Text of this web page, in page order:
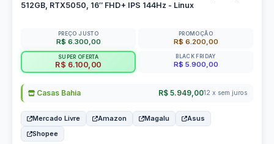
512GB, RTX5050, 16″ FHD+ IPS 144Hz - Linux
PREÇO JUSTO
R$ 6.300,00
PROMOÇÃO
R$ 6.200,00
SUPER OFERTA
R$ 6.100,00
BLACK FRIDAY
R$ 5.900,00
Casas Bahia R$ 5.949,0012 x sem juros
Mercado Livre Amazon Magalu
Asus
Shopee